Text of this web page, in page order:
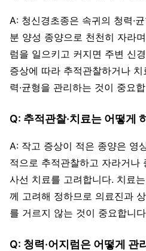
A: 청신경초종은 속귀의 청력·
분 양성 종양으로 천천히 자라
럼을 일으키고 커지면 주변 신
증상에 따라 추적관찰하거나
력·균형을 관리하는 것이 중요
Q: 추적관찰·치료는 어떻게
A: 작고 증상이 적은 종양은 영
적으로 추적관찰하고 자라거나
사선 치료를 고려합니다. 치료
께 고려해 정하므로 의료진과
를 거르지 않는 것이 중요합니
Q: 청력·어지럼은 어떻게 관